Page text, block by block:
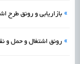
» بازاریابی و رونق طرح
» رونق اشتغال و حمل و